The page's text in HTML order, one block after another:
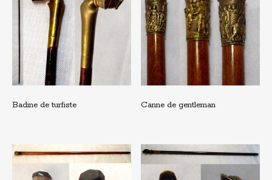
Badine de turfiste Canne de gentleman